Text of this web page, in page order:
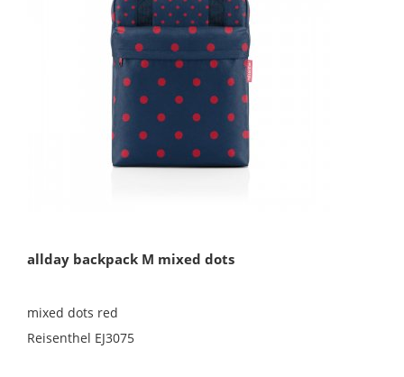
allday backpack M mixed dots
mixed dots red
Reisenthel EJ3075